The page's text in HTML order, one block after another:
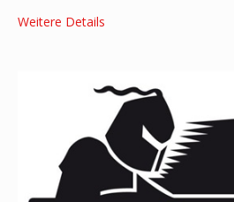
Weitere Details